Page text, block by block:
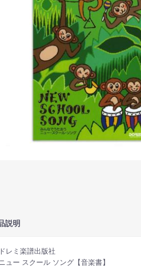
説明
ドレミ楽譜出版社
ニュー スクール ソング【音楽書】